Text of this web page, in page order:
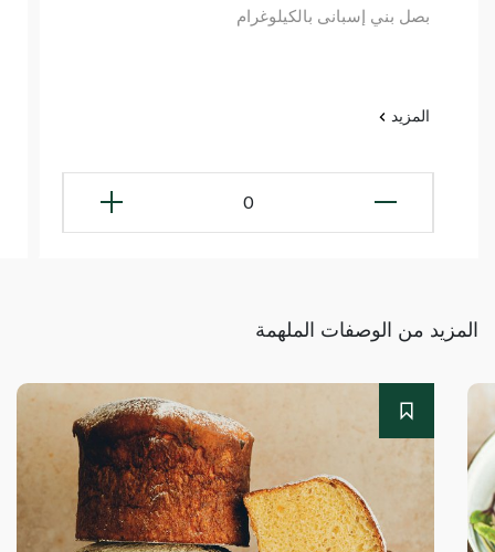
بصل بني إسبانى بالكيلوغرام
المزيد
0
المزيد من الوصفات الملهمة